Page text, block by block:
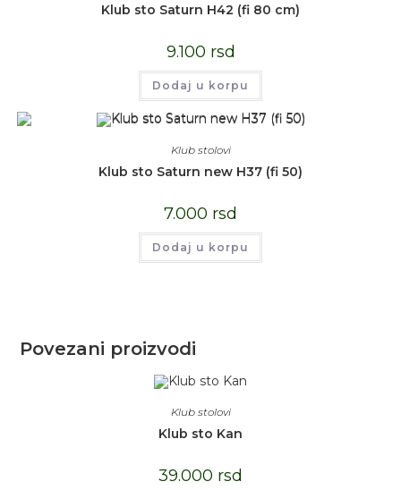
Klub sto Saturn H42 (fi 80 cm)
9.100 rsd
Dodaj u korpu
Klub stolovi
Klub sto Saturn new H37 (fi 50)
7.000 rsd
Dodaj u korpu
Povezani proizvodi
Klub stolovi
Klub sto Kan
39.000 rsd